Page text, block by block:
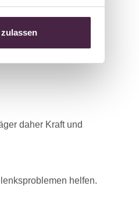
daher Kraft und
helfen.